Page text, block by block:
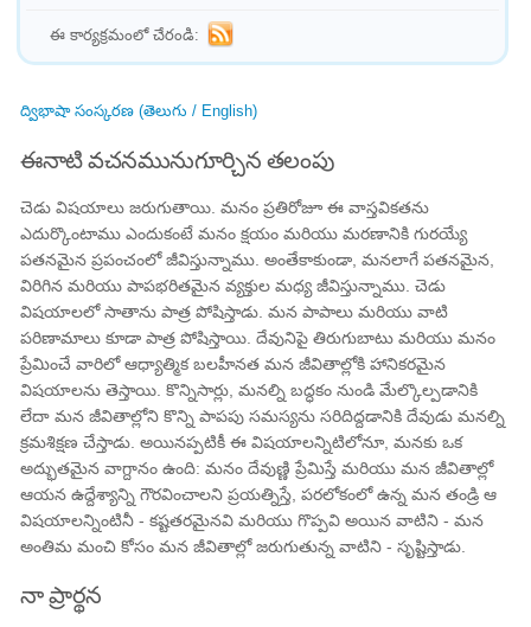
ఈ కార్యక్రమంలో చేరండి:
ద్విభాషా సంస్కరణ (తెలుగు / English)
ఈనాటి వచనమునుగూర్చిన తలంపు
చెడు విషయాలు జరుగుతాయి. మనం ప్రతిరోజూ ఈ వాస్తవికతను
ఎదుర్కొంటాము ఎందుకంటే మనం క్షయం మరియు మరణానికి గురయ్యే
పతనమైన ప్రపంచంలో జీవిస్తున్నాము. అంతేకాకుండా, మనలాగే పతనమైన,
విరిగిన మరియు పాపభరితమైన వ్యక్తుల మధ్య జీవిస్తున్నాము. చెడు
విషయాలలో సాతాను పాత్ర పోషిస్తాడు. మన పాపాలు మరియు వాటి
పరిణామాలు కూడా పాత్ర పోషిస్తాయి. దేవునిపై తిరుగుబాటు మరియు మనం
ప్రేమించే వారిలో ఆధ్యాత్మిక బలహీనత మన జీవితాల్లోకి హానికరమైన
విషయాలను తెస్తాయి. కొన్నిసార్లు, మనల్ని బద్ధకం నుండి మేల్కొల్పడానికి
లేదా మన జీవితాల్లోని కొన్ని పాపపు సమస్యను సరిదిద్దడానికి దేవుడు మనల్ని
క్రమశిక్షణ చేస్తాడు. అయినప్పటికీ ఈ విషయాలన్నిటిలోనూ, మనకు ఒక
అద్భుతమైన వాగ్దానం ఉంది: మనం దేవుణ్ణి ప్రేమిస్తే మరియు మన జీవితాల్లో
ఆయన ఉద్దేశ్యాన్ని గౌరవించాలని ప్రయత్నిస్తే, పరలోకంలో ఉన్న మన తండ్రి ఆ
విషయాలన్నింటినీ - కష్టతరమైనవి మరియు గొప్పవి అయిన వాటిని - మన
అంతిమ మంచి కోసం మన జీవితాల్లో జరుగుతున్న వాటిని - సృష్టిస్తాడు.
నా ప్రార్థన